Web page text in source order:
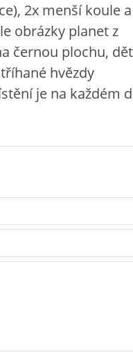
2x menší koule a
obrázky planet z
černou plochu,
hvězdy
je na každém